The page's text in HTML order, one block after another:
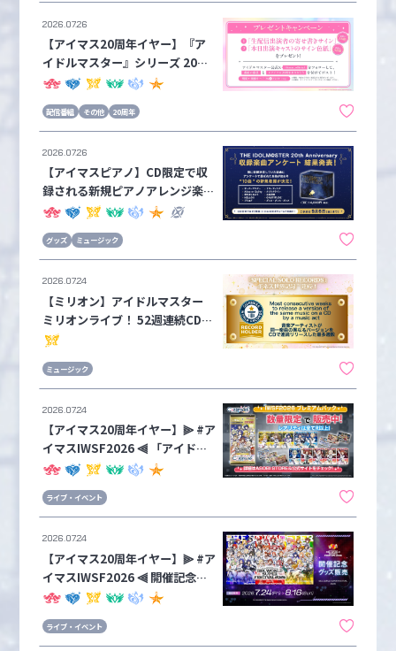
アーカイブチケットも発売中！
【アイマス20周年イヤー】『ア
イドルマスター』シリーズ 20周
年ありがとう！SP生配信 抽選で
ト！
配信番組 その他 20周年
2026.07.26
【アイマスピアノ】CD限定で収
録される新規ピアノアレンジ楽曲
が決定！ASOBI STOREにて予約
ーズ】
グッズ ミュージック
2026.07.26
【ミリオン】アイドルマスター
ミリオンライブ！ 52週連続CDリ
リース企画「SPECIAL SOLO RE
成！
ミュージック
2026.07.24
【アイマス20周年イヤー】⫸ #ア
イマスIWSF2026 ⫷ 「アイドル
マスター カードフォリオ IWSF2
販とASOBI STOREで数量限定販
売スタート！！会場物販では関連
アイテムも販売中♪
ライブ・イベント
2026.07.24
【アイマス20周年イヤー】⫸ #ア
イマスIWSF2026 ⫷ 開催記念グ
ッズ販売が本日7月24日(金)より
ライブ・イベント
2026.07.24